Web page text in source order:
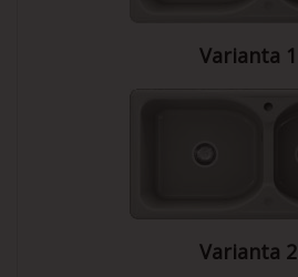
Varianta 1
Varianta 2